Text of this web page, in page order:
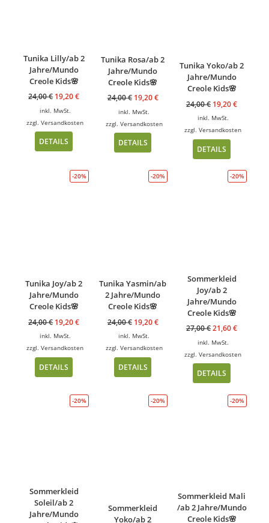
Tunika Lilly/ab 2
Jahre/Mundo
Creole Kids🌸
24,00€ 19,20€
inkl. MwSt.
zzgl.Versandkosten
DETAILS
Tunika Rosa/ab 2
Jahre/Mundo
Creole Kids🌸
24,00€ 19,20€
inkl. MwSt.
zzgl. Versandkosten
DETAILS
Tunika Yoko/ab 2
Jahre/Mundo
Creole Kids🌸
24,00€ 19,20€
inkl. MwSt.
zzgl.Versandkosten
DETAILS
-20%
Tunika Joy/ab 2
Jahre/Mundo
Creole Kids🌸
24,00€ 19,20€
inkl. MwSt.
zzgl.Versandkosten
DETAILS
-20%
Tunika Yasmin/ab
2 Jahre/Mundo
Creole Kids🌸
24,00€ 19,20€
inkl. MwSt.
zzgl. Versandkosten
DETAILS
-20%
Sommerkleid
Joy/ab 2
Jahre/Mundo
Creole Kids🌸
27,00€21,60€
inkl. MwSt.
zzgl.Versandkosten
DETAILS
-20%
Sommerkleid
Soleil/ab 2
Jahre/Mundo
-20%
Sommerkleid
Yoko/ab 2
-20%
Sommerkleid Mali
/ab 2 Jahre/Mundo
Creole Kids🌸